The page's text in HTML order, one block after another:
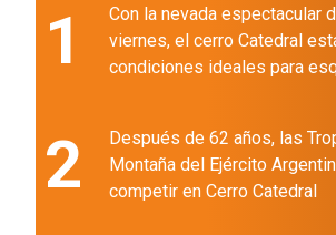
1
Con la nevada espectacular
viernes, el cerro Catedral
condiciones ideales para
2
Después de 62 años, las
Montaña del Ejército
competir en Cerro Catedral